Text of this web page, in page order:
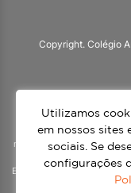
Copyright. Colégio
O Colégio Antônio Vieira
práticas impulsionadas
nossa identidade e das
em mais de 60 países.
Ensino Médio, nos turnos
Utilizamos
em nossos sites
sociais. Se
configurações